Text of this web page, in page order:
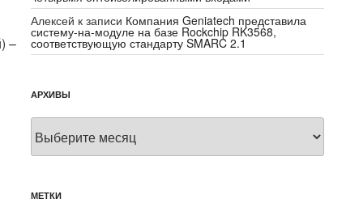
–
Алексей к записи Компания Geniatech представила
систему-на-модуле на базе Rockchip RK3568,
соответствующую стандарту SMARC 2.1
АРХИВЫ
Архивы
МЕТКИ